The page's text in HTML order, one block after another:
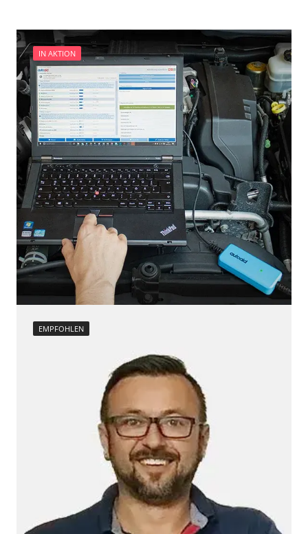
Zurücksetzen der AGR Adaptionswerte
Verfügbarkeit abhängig von Modell, Motorisierung, Ausstattung
und Konfiguration
IN AKTION
EMPFOHLEN